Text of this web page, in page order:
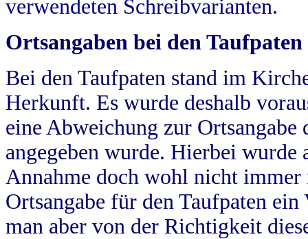
verwendeten Schreibvarianten.
Ortsangaben bei den Taufpaten
Bei den Taufpaten stand im
Herkunft. Es wurde deshalb
eine Abweichung zur
angegeben wurde. Hierbei wurde
Annahme doch wohl nicht
Ortsangabe für den Taufpaten
man aber von der Richtigkeit